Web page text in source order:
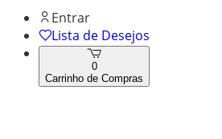
Entrar
Lista de Desejos
0
Carrinho de Compras